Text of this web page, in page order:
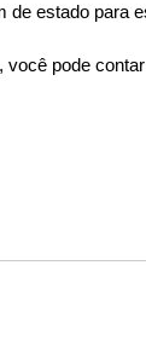
estado para
pode